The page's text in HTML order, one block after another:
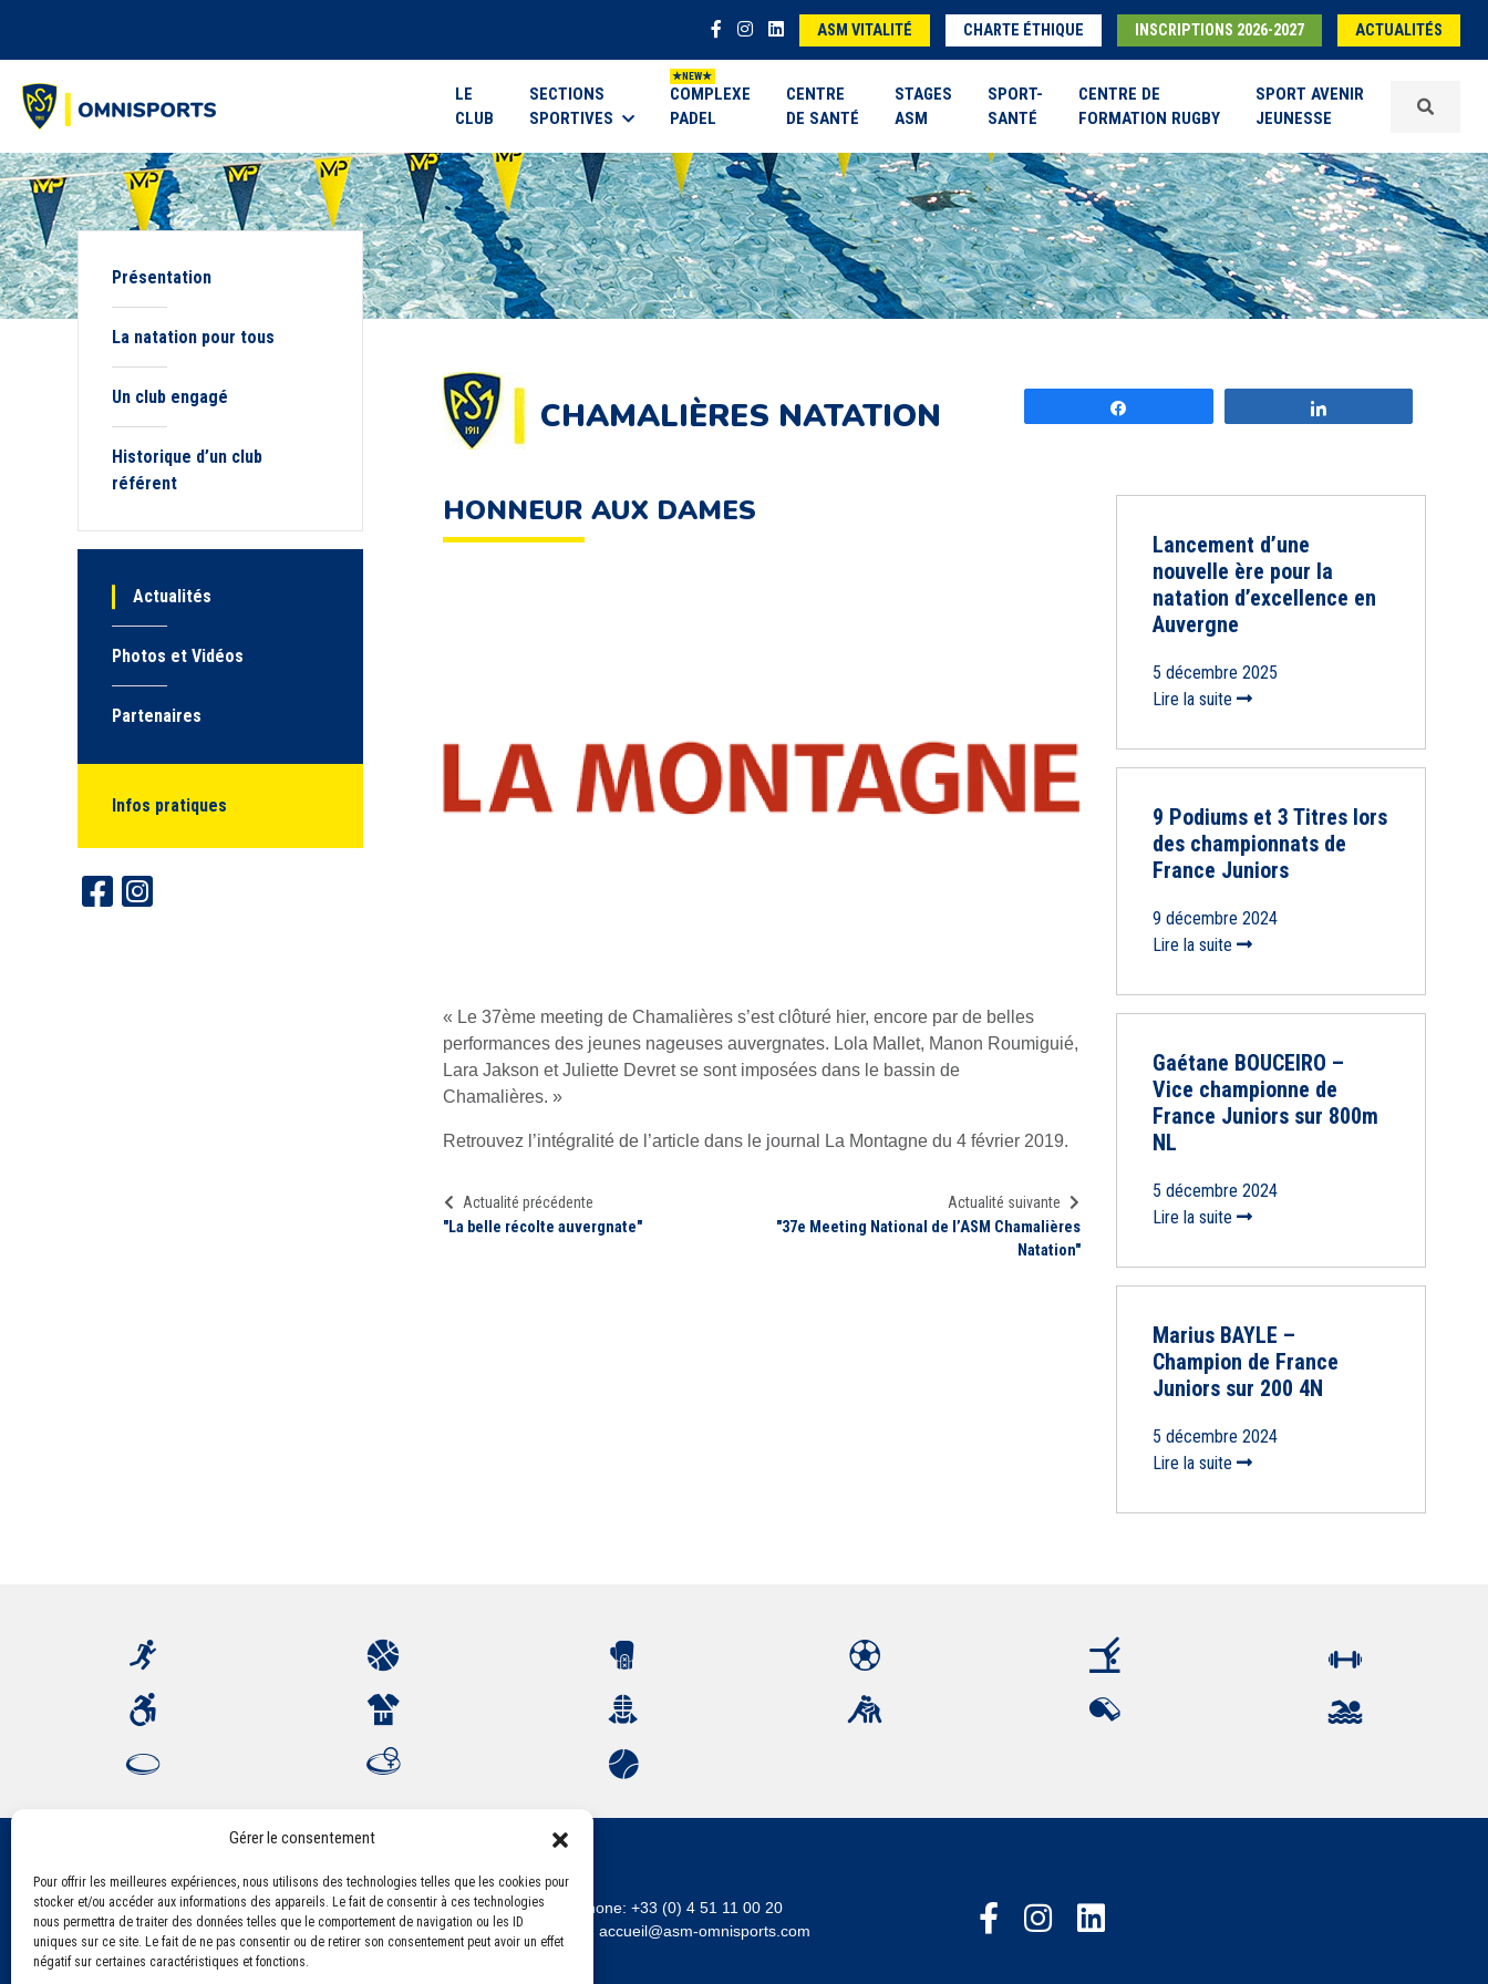
Gérer le consentement
Pour offrir les meilleures expériences, nous utilisons des technologies telles que les cookies pour
stocker et/ou accéder aux informations des appareils. Le fait de consentir à ces technologies
nous permettra de traiter des données telles que le comportement de navigation ou les ID
uniques sur ce site. Le fait de ne pas consentir ou de retirer son consentement peut avoir un effet
négatif sur certaines caractéristiques et fonctions.
ASM VITALITÉ CHARTE ÉTHIQUE INSCRIPTIONS 2026-2027 ACTUALITÉS
LE
CLUB
SECTIONS
SPORTIVES
COMPLEXE
PADEL
CENTRE
DE SANTÉ
STAGES
ASM
SPORT-
SANTÉ
CENTRE DE
FORMATION RUGBY
SPORT AVENIR
JEUNESSE
Présentation
La natation pour tous
Un club engagé
Historique d’un club
référent
Actualités
Photos et Vidéos
Partenaires
Infos pratiques
CHAMALIÈRES NATATION
HONNEUR AUX DAMES
« Le 37ème meeting de Chamalières s’est clôturé hier, encore par de belles
performances des jeunes nageuses auvergnates. Lola Mallet, Manon Roumiguié,
Lara Jakson et Juliette Devret se sont imposées dans le bassin de
Chamalières. »
Retrouvez l’intégralité de l’article dans le journal La Montagne du 4 février 2019.
Actualité précédente
"La belle récolte auvergnate"
Actualité suivante
"37e Meeting National de l’ASM Chamalières
Natation"
Lancement d’une
nouvelle ère pour la
natation d’excellence en
Auvergne
5 décembre 2025
Lire la suite
9 Podiums et 3 Titres lors
des championnats de
France Juniors
9 décembre 2024
Lire la suite
Gaétane BOUCEIRO –
Vice championne de
France Juniors sur 800m
NL
5 décembre 2024
Lire la suite
Marius BAYLE –
Champion de France
Juniors sur 200 4N
5 décembre 2024
Lire la suite
Association Sportive Montferrandaise
84, boulevard Léon Jouhaux
CS 80221 - 63021 Clermont-Ferrand Cedex 2
Téléphone: +33 (0) 4 51 11 00 20
accueil@asm-omnisports.com